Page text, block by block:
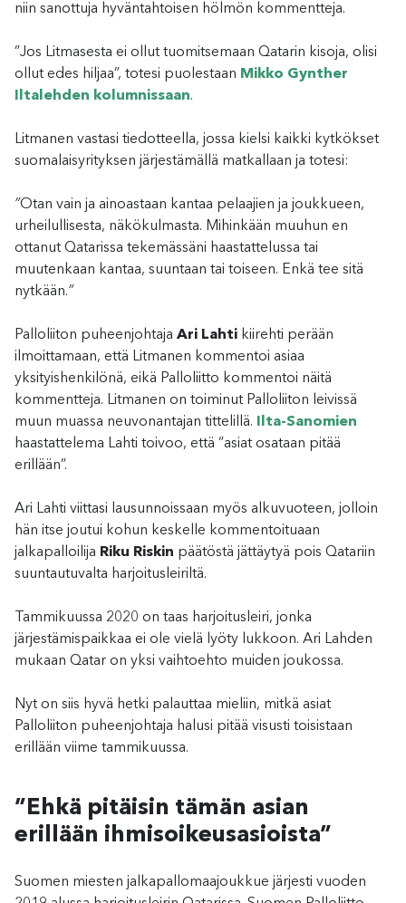
niin sanottuja hyväntahtoisen hölmön kommentteja.
”Jos Litmasesta ei ollut tuomitsemaan Qatarin kisoja, olisi
ollut edes hiljaa”, totesi puolestaan Mikko Gynther
Iltalehden kolumnissaan.
Litmanen vastasi tiedotteella, jossa kielsi kaikki kytkökset
suomalaisyrityksen järjestämällä matkallaan ja totesi:
”Otan vain ja ainoastaan kantaa pelaajien ja joukkueen,
urheilullisesta, näkökulmasta. Mihinkään muuhun en
ottanut Qatarissa tekemässäni haastattelussa tai
muutenkaan kantaa, suuntaan tai toiseen. Enkä tee sitä
nytkään.”
Palloliiton puheenjohtaja Ari Lahti kiirehti perään
ilmoittamaan, että Litmanen kommentoi asiaa
yksityishenkilönä, eikä Palloliitto kommentoi näitä
kommentteja. Litmanen on toiminut Palloliiton leivissä
muun muassa neuvonantajan tittelillä.
Ilta-Sanomien
haastattelema Lahti toivoo, että ”asiat osataan pitää
erillään”.
Ari Lahti viittasi lausunnoissaan myös alkuvuoteen, jolloin
hän itse joutui kohun keskelle kommentoituaan
jalkapalloilija Riku Riskin päätöstä jättäytyä pois Qatariin
suuntautuvalta harjoitusleiriltä.
Tammikuussa 2020 on taas harjoitusleiri, jonka
järjestämispaikkaa ei ole vielä lyöty lukkoon. Ari Lahden
mukaan Qatar on yksi vaihtoehto muiden joukossa.
Nyt on siis hyvä hetki palauttaa mieliin, mitkä asiat
Palloliiton puheenjohtaja halusi pitää visusti toisistaan
erillään viime tammikuussa.
”Ehkä pitäisin tämän asian
erillään ihmisoikeusasioista”
Suomen miesten jalkapallomaajoukkue järjesti vuoden